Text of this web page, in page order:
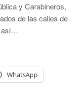
y Carabineros,
de las calles de
así…
WhatsApp